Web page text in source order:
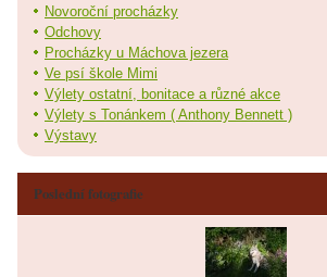
Novoroční procházky
Odchovy
Procházky u Máchova jezera
Ve psí škole Mimi
Výlety ostatní, bonitace a různé akce
Výlety s Tonánkem ( Anthony Bennett )
Výstavy
Poslední fotografie